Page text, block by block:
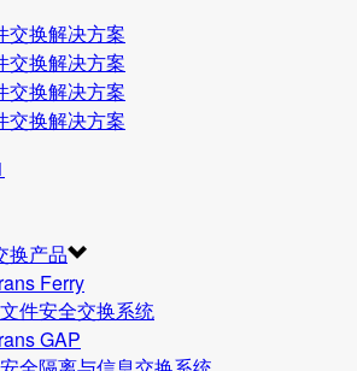
换产品
Ferry
件安全交换系统
GAP